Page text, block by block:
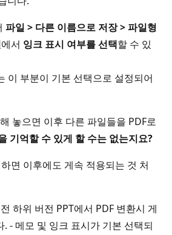
파일 > 다른 이름으로 저장 > 파일형
에서 잉크 표시 여부를 선택할 수 있
이 부분이 기본 선택으로 설정되어
놓으면 이후 다른 파일들을 PDF로
기억할 수 있게 할 수는 없는지요?
면 이후에도 게속 적용되는 것 처
하위 버전 PPT에서 PDF 변환시 게
- 메모 및 잉크 표시가 기본 선택되